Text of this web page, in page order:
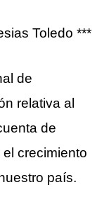
Toledo ***
de
relativa al
de
crecimiento
país.